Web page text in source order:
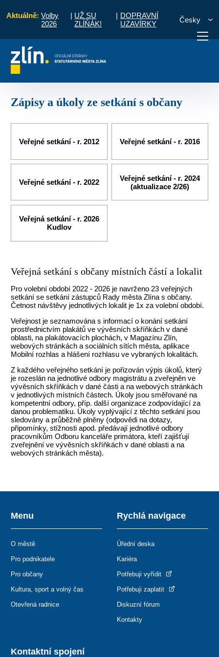
Aktuálně: Volby
2026
| UŽ SU
ZLÍŇÁK!
| DOPRAVNÍ
UZAVÍRKY
Česky
vyřídit Potřebuji zaplatit
Zápisy a úkoly ze setkání s občany
Veřejné setkání - r. 2012 Veřejné setkání - r. 2016
Veřejné setkání - r. 2022
Veřejné setkání - r. 2024
(aktualizace 2/26)
Veřejná setkání - r. 2026
Kudlov
Veřejná setkání s občany místních částí a lokalit
Pro volební období 2022 - 2026 je navrženo 23 veřejných
setkání se setkání zástupců Rady města Zlína s občany.
Četnost návštěvy jednotlivých lokalit je 1x za volební období.
Veřejnost je seznamována s informací o konání setkání
prostřednictvím plakátů ve vývěsních skříňkách v dané
oblasti, na plakátovacích plochách, v Magazínu Zlín,
webových stránkách a sociálních sítích města, aplikace
Mobilní rozhlas a hlášení rozhlasu ve vybraných lokalitách.
Z každého veřejného setkání je pořizován výpis úkolů, který
je rozeslán na jednotlivé odbory magistrátu a zveřejněn ve
vývěsních skříňkách v dané části a na webových stránkách
v jednotlivých místních částech. Úkoly jsou směřované na
kompetentní odbory, příp. další organizace zodpovídající za
danou problematiku. Úkoly vyplývající z těchto setkání jsou
sledovány a průběžně plněny (odpovědi na dotazy,
připomínky, stížnosti apod. předávají jednotlivé odbory
pracovníkům Odboru kanceláře primátora, kteří zajišťují
zveřejnění ve vývěsních skříňkách v dané oblasti a na
webových stránkách města).
Kontaktní spojení
Menu
O městě
Pro podnikatele
Pro občany
Kultura, sport a volný čas
Otevřená radnice
Rychlá navigace
Úřední deska
Kariéra
Potřebuji vyřídit
Potřebuji zaplatit
Diskuzní fórum
Kontakty